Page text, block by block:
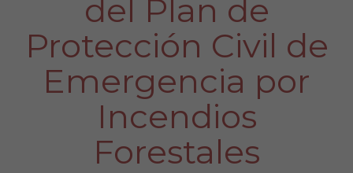
del Plan de
Protección Civil de
Emergencia por
Incendios
Forestales